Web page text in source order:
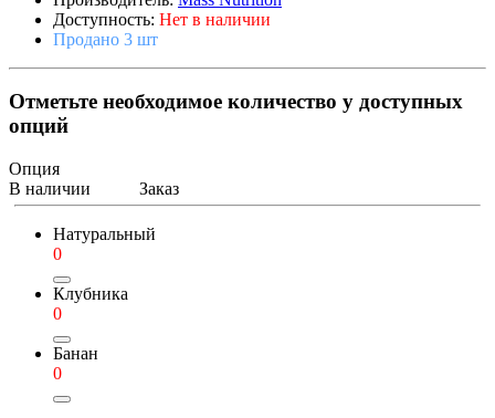
Доступность: Нет в наличии
Продано 3 шт
Отметьте необходимое количество у доступных
опций
Опция
В наличии
Заказ
Натуральный
0
Клубника
0
Банан
0